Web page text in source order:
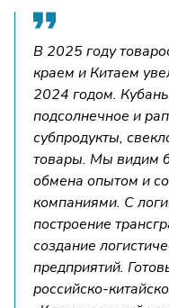
В 2025 году
краем и Китаем
2024 годом.
подсолнечное и
субпродукты,
товары. Мы видим
обмена опытом и
компаниями. С
построение
создание
предприятий.
российско-